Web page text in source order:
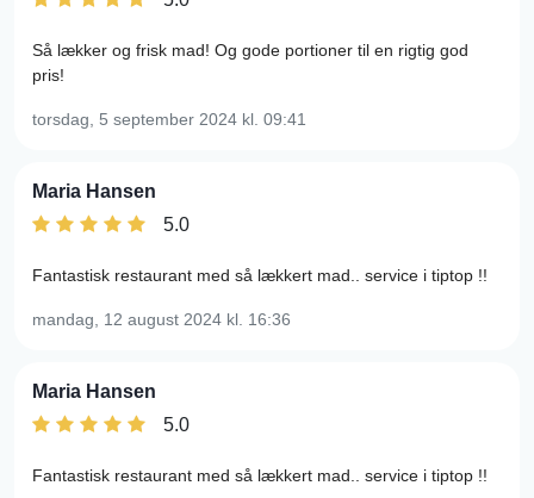
Så lækker og frisk mad! Og gode portioner til en rigtig god
pris!
torsdag, 5 september 2024 kl. 09:41
Maria Hansen
5.0
Fantastisk restaurant med så lækkert mad.. service i tiptop !!
mandag, 12 august 2024 kl. 16:36
Maria Hansen
5.0
Fantastisk restaurant med så lækkert mad.. service i tiptop !!